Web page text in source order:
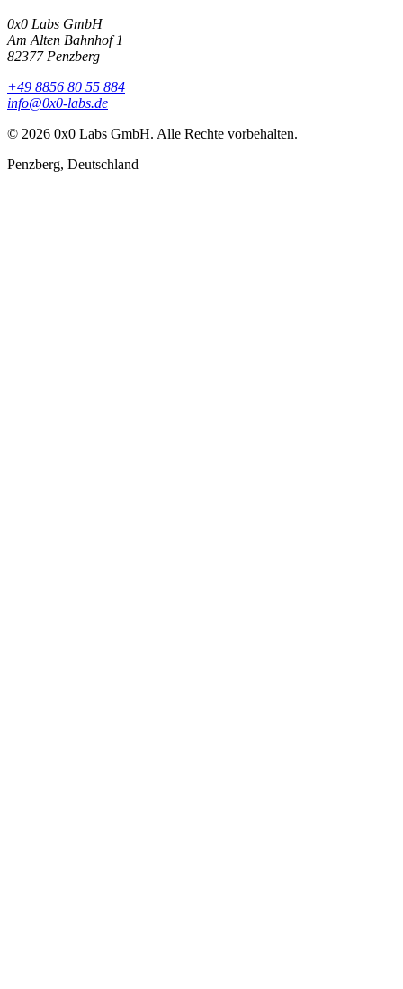
0x0 Labs GmbH
Am Alten Bahnhof 1
82377 Penzberg
+49 8856 80 55 884
info@0x0-labs.de
© 2026 0x0 Labs GmbH. Alle Rechte vorbehalten.
Penzberg, Deutschland